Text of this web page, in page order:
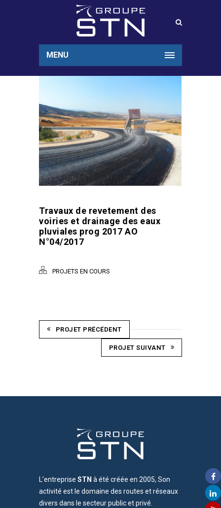
MENU
Travaux de revetement des
voiries et drainage des eaux
pluviales prog 2017 AO
N°04/2017
PROJETS EN COURS
PROJET PRÉCÉDENT
PROJET SUIVANT
L’entreprise STN à été créée en 2005, Son
activité est le domaine des routes et réseaux
divers dans le secteur public et privé.